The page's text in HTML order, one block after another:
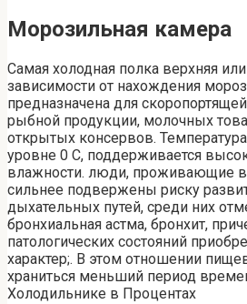
Морозильная камера
Самая холодная полка верхняя
зависимости от нахождения
предназначена для
рыбной продукции, молочных
открытых консервов. Температура
уровне 0 C, поддерживается
влажности. люди, проживающие
сильнее подвержены риску
дыхательных путей, среди них
бронхиальная астма, бронхит,
патологических состояний
характер;. В этом отношении
храниться меньший период
Холодильнике в Процентах